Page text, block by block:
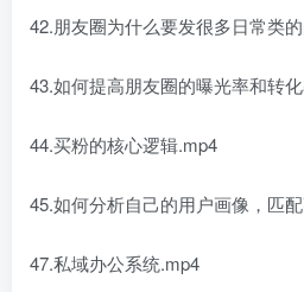
42.朋友圈为什么要发很多日常类
43.如何提高朋友圈的曝光率和转
44.买粉的核心逻辑.mp4
45.如何分析自己的用户画像，匹
47.私域办公系统.mp4